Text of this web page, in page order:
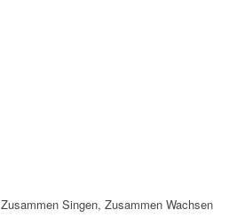
Zusammen Singen, Zusammen Wachsen